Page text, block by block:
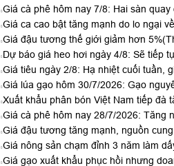
Giá cà phê hôm nay 7/8: Hai sàn quay
Giá ca cao bật tăng mạnh do lo ngại
Giá đậu tương thế giới giảm hơn 5%
Dự báo giá heo hơi ngày 4/8: Sẽ tiếp
Giá tiêu ngày 2/8: Hạ nhiệt cuối tuần,
Giá lúa gạo hôm 30/7/2026: Gạo
Xuất khẩu phân bón Việt Nam tiếp đà
Giá cà phê hôm nay 28/7/2026: Tăng
Giá đậu tương tăng mạnh, nguồn
Giá nông sản chạm đỉnh 3 năm làm
Giá gạo xuất khẩu phục hồi nhưng